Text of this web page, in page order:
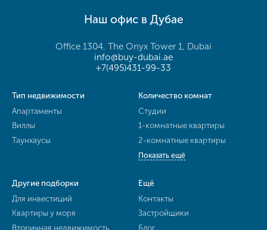
Наш офис в Дубае
Office 1304, The Onyx Tower 1, Dubai
info@buy-dubai.ae
+7(495)431-99-33
Тип недвижимости
Апартаменты
Виллы
Таунхаусы
Количество комнат
Студии
1-комнатные квартиры
2-комнатные квартиры
Показать ещё
Другие подборки
Для инвестиций
Квартиры у моря
Вторичная недвижимость
Ещё
Контакты
Застройщики
Блог